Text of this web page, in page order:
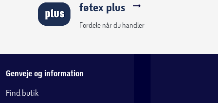
føtex plus
Fordele når du handler
Genveje og information
Find butik